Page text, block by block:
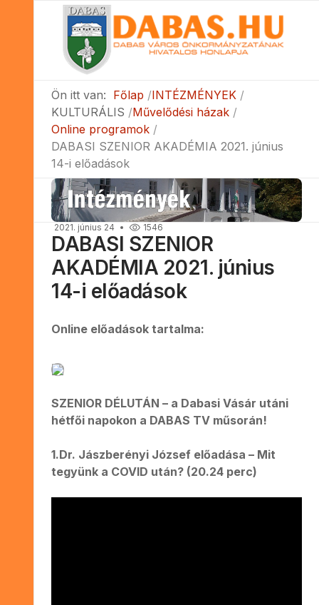
Ön itt van: Főlap
INTÉZMÉNYEK
KULTURÁLIS
Művelődési házak
Online programok
DABASI SZENIOR AKADÉMIA 2021. június
14-i előadások
2021. június 24 1546
DABASI SZENIOR
AKADÉMIA 2021. június
14-i előadások
Online előadások tartalma:
SZENIOR DÉLUTÁN – a Dabasi Vásár utáni
hétfői napokon a DABAS TV műsorán!
1.Dr. Jászberényi József előadása – Mit
tegyünk a COVID után? (20.24 perc)